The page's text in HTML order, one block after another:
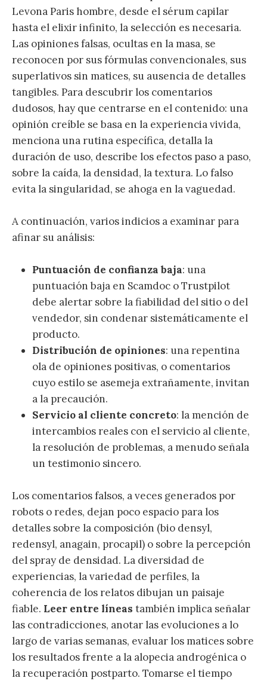
Levona Paris hombre, desde el sérum capilar
hasta el elixir infinito, la selección es necesaria.
Las opiniones falsas, ocultas en la masa, se
reconocen por sus fórmulas convencionales, sus
superlativos sin matices, su ausencia de detalles
tangibles. Para descubrir los comentarios
dudosos, hay que centrarse en el contenido: una
opinión creíble se basa en la experiencia vivida,
menciona una rutina específica, detalla la
duración de uso, describe los efectos paso a paso,
sobre la caída, la densidad, la textura. Lo falso
evita la singularidad, se ahoga en la vaguedad.
A continuación, varios indicios a examinar para
afinar su análisis:
Puntuación de confianza baja: una
puntuación baja en Scamdoc o Trustpilot
debe alertar sobre la fiabilidad del sitio o del
vendedor, sin condenar sistemáticamente el
producto.
Distribución de opiniones: una repentina
ola de opiniones positivas, o comentarios
cuyo estilo se asemeja extrañamente, invitan
a la precaución.
Servicio al cliente concreto: la mención de
intercambios reales con el servicio al cliente,
la resolución de problemas, a menudo señala
un testimonio sincero.
Los comentarios falsos, a veces generados por
robots o redes, dejan poco espacio para los
detalles sobre la composición (bio densyl,
redensyl, anagain, procapil) o sobre la percepción
del spray de densidad. La diversidad de
experiencias, la variedad de perfiles, la
coherencia de los relatos dibujan un paisaje
fiable. Leer entre líneas también implica señalar
las contradicciones, anotar las evoluciones a lo
largo de varias semanas, evaluar los matices sobre
los resultados frente a la alopecia androgénica o
la recuperación postparto. Tomarse el tiempo